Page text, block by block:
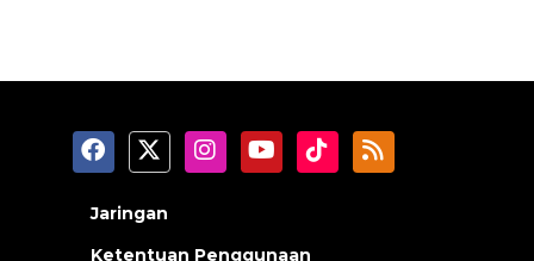
Jaringan
Ketentuan Penggunaan